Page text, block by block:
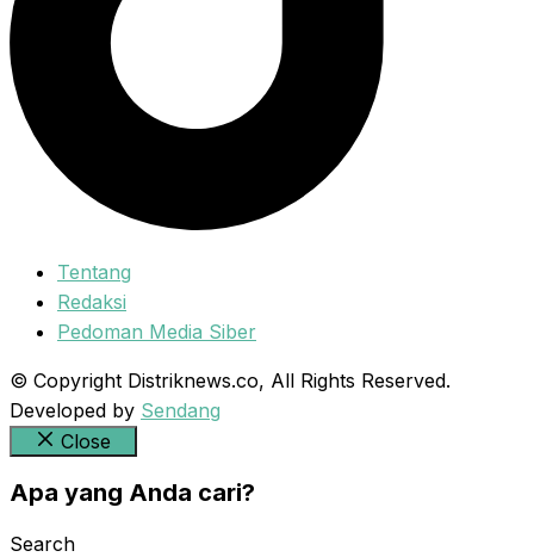
Tentang
Redaksi
Pedoman Media Siber
© Copyright Distriknews.co, All Rights Reserved.
Developed by Sendang
Close
Apa yang Anda cari?
Search